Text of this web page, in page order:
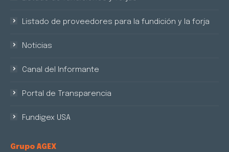
Listado de proveedores para la fundición y la forja
Noticias
Canal del Informante
Portal de Transparencia
Fundigex USA
Grupo AGEX